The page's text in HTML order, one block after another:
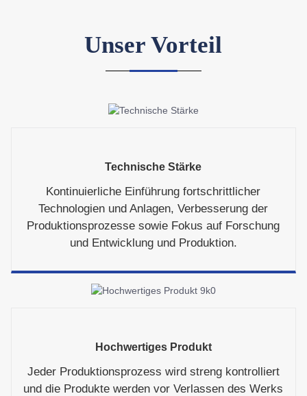
Unser Vorteil
Technische Stärke
Kontinuierliche Einführung fortschrittlicher
Technologien und Anlagen, Verbesserung der
Produktionsprozesse sowie Fokus auf Forschung
und Entwicklung und Produktion.
Hochwertiges Produkt
Jeder Produktionsprozess wird streng kontrolliert
und die Produkte werden vor Verlassen des Werks